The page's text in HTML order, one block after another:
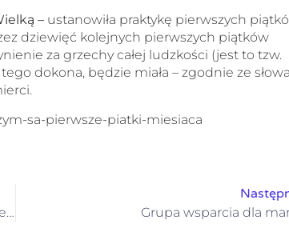
– ustanowiła praktykę pierwszych
dziewięć kolejnych pierwszych piątków
za grzechy całej ludzkości (jest to tzw.
dokona, będzie miała – zgodnie ze
sa-pierwsze-piatki-miesiaca
Głos Królowej – gazetka numer 38 – 28 września 2025 Grupa wsparcia dla